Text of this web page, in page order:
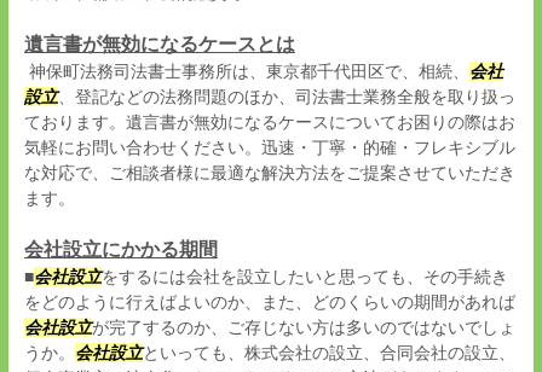
遺言書が無効になるケースとは
神保町法務司法書士事務所は、東京都千代田区で、相続、 会社
設立、登記などの法務問題のほか、司法書士業務全般を取り扱っ
ております。遺言書が無効になるケースについてお困りの際はお
気軽にお問い合わせください。迅速・丁寧・的確・フレキシブル
な対応で、ご相談者様に最適な解決方法をご提案させていただき
ます。
会社設立にかかる期間
■会社設立をするには会社を設立したいと思っても、その手続き
をどのように行えばよいのか、また、どのくらいの期間があれば
会社設立が完了するのか、ご存じない方は多いのではないでしょ
うか。 会社設立といっても、株式会社の設立、合同会社の設立、